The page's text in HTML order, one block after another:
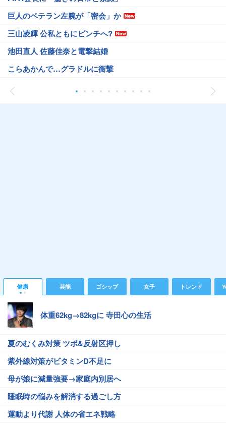
巨人のベテラン左腕が「密会」か
三山凌輝 公私ともにピンチへ?
池田直人 佐藤佳奈と電撃結婚
こらあかんで…グラドルに衝撃
健康 芸能 ゴシップ 女子 トレンド
体重62kg→82kgに 寺田心の生活
夏のむくみ対策 ツボ&反射区押し
紫外線対策がビタミンD不足に
母が娘に減量強要→家庭内別居へ
睡眠時の悩みを解消する過ごし方
運動より代謝 人体の省エネ戦略